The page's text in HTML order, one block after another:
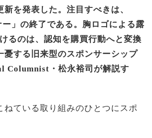
を発表した。注目すべきは、
」の終了である。胸ロゴによる露
るのは、認知を購買行動へと変換
する旧来型のスポンサーシップ
Columnist・松永裕司が解説す
ている取り組みのひとつにスポ